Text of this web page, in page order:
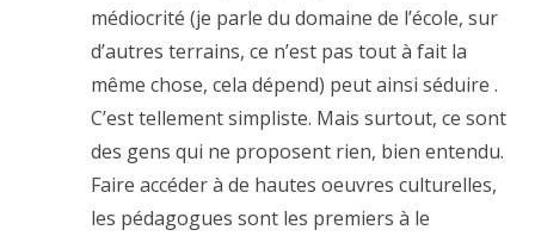
médiocrité (je parle du domaine de l’école, sur
d’autres terrains, ce n’est pas tout à fait la
même chose, cela dépend) peut ainsi séduire .
C’est tellement simpliste. Mais surtout, ce sont
des gens qui ne proposent rien, bien entendu.
Faire accéder à de hautes oeuvres culturelles,
les pédagogues sont les premiers à le